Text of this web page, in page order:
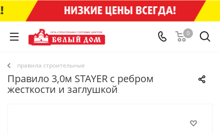
0
правила строительные
Правило 3,0м STAYER с ребром
жесткости и заглушкой